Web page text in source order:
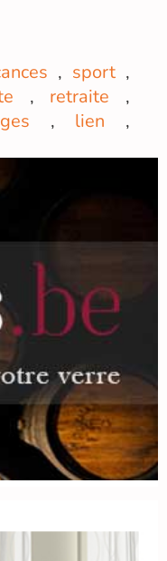
, sport,
, retraite ,
, lien ,